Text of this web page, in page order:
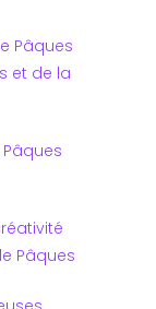
Pâques
et de la
Pâques